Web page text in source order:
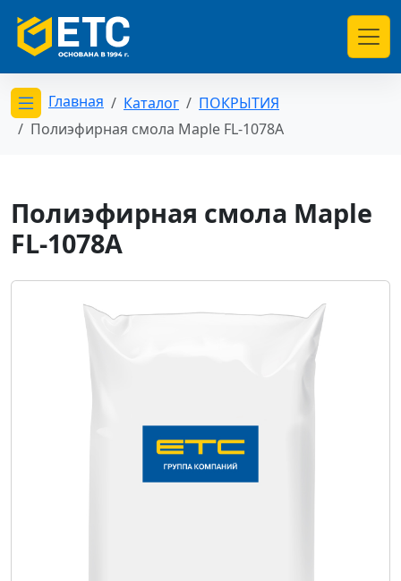
Открыть меню категорий
Главная Каталог
ПОКРЫТИЯ
Полиэфирная смола Maple FL-1078A
Полиэфирная смола Maple
FL-1078A